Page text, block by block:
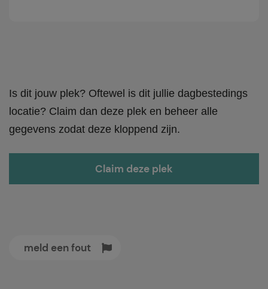
Is dit jouw plek? Oftewel is dit jullie dagbestedings
locatie? Claim dan deze plek en beheer alle
gegevens zodat deze kloppend zijn.
Claim deze plek
meld een fout